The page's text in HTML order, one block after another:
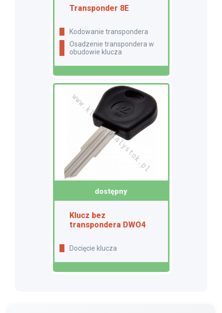
Transponder 8E
Kodowanie transpondera
Osadzenie transpondera w
obudowie klucza
dostępny
Klucz bez
transpondera DWO4
Docięcie klucza